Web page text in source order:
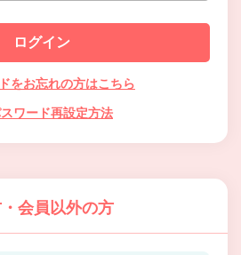
をお忘れの方はこちら
ワード再設定方法
会員以外の方